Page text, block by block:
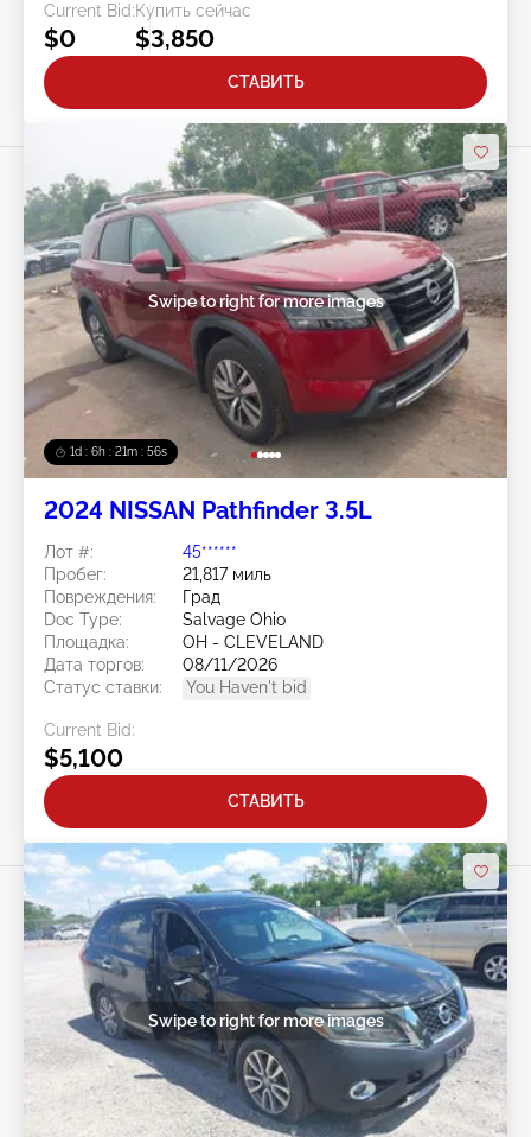
Current Bid:
$0
Купить сейчас
$3,850
СТАВИТЬ
1d : 6h : 21m : 53s
Swipe to right for more images
2024 NISSAN Pathfinder 3.5L
Лот #:
45******
Пробег:
21,817 миль
Повреждения:
Град
Doc Type:
Salvage Ohio
Площадка:
OH - CLEVELAND
Дата торгов:
08/11/2026
Статус ставки:
You Haven't bid
Current Bid:
$5,100
СТАВИТЬ
Swipe to right for more images